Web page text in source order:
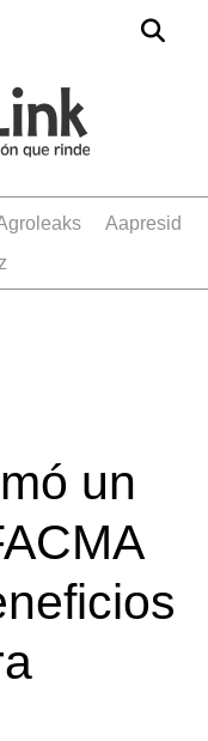
Agroleaks
aapresid
un